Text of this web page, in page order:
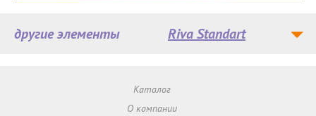
другие элементы Riva Standart
Каталог
О компании